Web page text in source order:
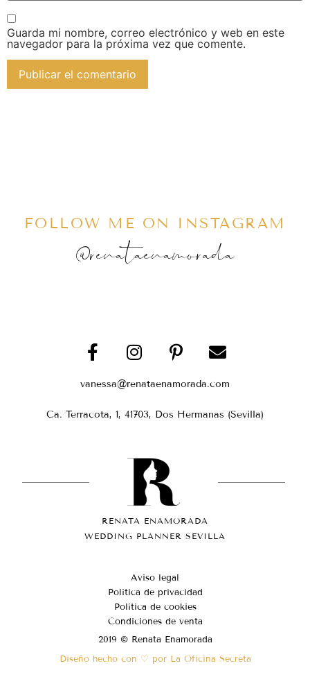
Guarda mi nombre, correo electrónico y web en este
navegador para la próxima vez que comente.
FOLLOW ME ON INSTAGRAM
@renataenamorada
vanessa@renataenamorada.com
Ca. Terracota, 1, 41703, Dos Hermanas (Sevilla)
RENATA ENAMORADA
WEDDING PLANNER SEVILLA
Aviso legal
Política de privacidad
Política de cookies
Condiciones de venta
2019 © Renata Enamorada
Diseño hecho con ♡ por La Oficina Secreta